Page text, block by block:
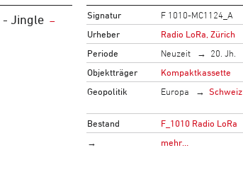
- Jingle Signatur
F 1010-MC1124_A
Urheber
Radio LoRa, Zürich
Periode
Neuzeit 20. Jh.
Objektträger
Kompaktkassette
Geopolitik
Europa Schweiz
Bestand
F_1010 Radio LoRa
→
mehr…